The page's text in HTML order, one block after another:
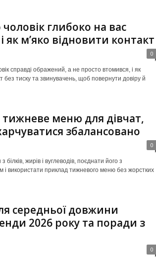
глибоко на вас
як м’яко відновити контакт
0
справді ображений, а не просто втомився, і як
без тиску та звинувачень, щоб повернути довіру й
меню для дівчат,
збалансовано
0
білків, жирів і вуглеводів, поєднати його з
і використати приклад тижневого меню без жорстких
середньої довжини
2026 року та поради з
0